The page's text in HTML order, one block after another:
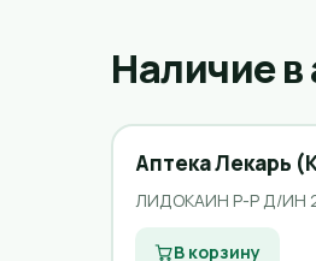
Наличие в
Аптека Лекарь
ЛИДОКАИН Р-Р Д/ИН
В корзину